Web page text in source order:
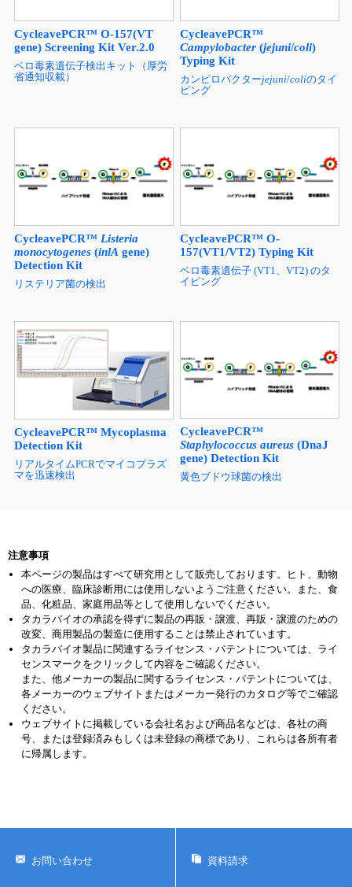
CycleavePCR™ O-157(VT
gene) Screening Kit Ver.2.0
ベロ毒素遺伝子検出キット（厚労
省通知収載）
CycleavePCR™
Campylobacter (jejuni/coli)
Typing Kit
カンピロバクターjejuni/coliのタイ
ピング
CycleavePCR™ Listeria
monocytogenes(inlA gene)
Detection Kit
リステリア菌の検出
CycleavePCR™ O-
157(VT1/VT2) Typing Kit
ベロ毒素遺伝子 (VT1、VT2) のタ
イピング
CycleavePCR™ Mycoplasma
Detection Kit
リアルタイムPCRでマイコプラズ
マを迅速検出
CycleavePCR™
Staphylococcus aureus (DnaJ
gene) Detection Kit
黄色ブドウ球菌の検出
注意事項
本ページの製品はすべて研究用として販売しております。ヒト、動物
への医療、臨床診断用には使用しないようご注意ください。また、食
品、化粧品、家庭用品等として使用しないでください。
タカラバイオの承認を得ずに製品の再販・譲渡、再販・譲渡のための
改変、商用製品の製造に使用することは禁止されています。
タカラバイオ製品に関連するライセンス・パテントについては、ライ
センスマークをクリックして内容をご確認ください。
また、他メーカーの製品に関するライセンス・パテントについては、
各メーカーのウェブサイトまたはメーカー発行のカタログ等でご確認
ください。
ウェブサイトに掲載している会社名および商品名などは、各社の商
号、または登録済みもしくは未登録の商標であり、これらは各所有者
に帰属します。
お問い合わせ 資料請求